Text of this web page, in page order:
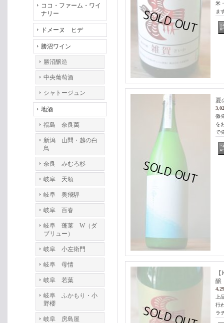
ココ・ファーム・ワイ
ナリー
ドメーヌ ヒデ
勝沼ワイン
勝沼醸造
中央葡萄酒
シャトージュン
地酒
福島 奈良萬
新潟 山間・越の白
鳥
奈良 みむろ杉
岐阜 天領
岐阜 奥飛騨
岐阜 百春
岐阜 蓬莱 W（ダ
ブリュー）
岐阜 小左衛門
岐阜 母情
岐阜 若葉
岐阜 ふかもり・小
野櫻
岐阜 房島屋
米
ま
夏
微
を
で
醸
上
行
ラ